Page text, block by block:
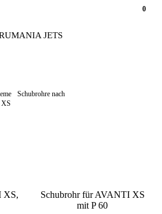
0
Schubrohre nach
XS,
Schubrohr für AVANTI XS
mit P 60